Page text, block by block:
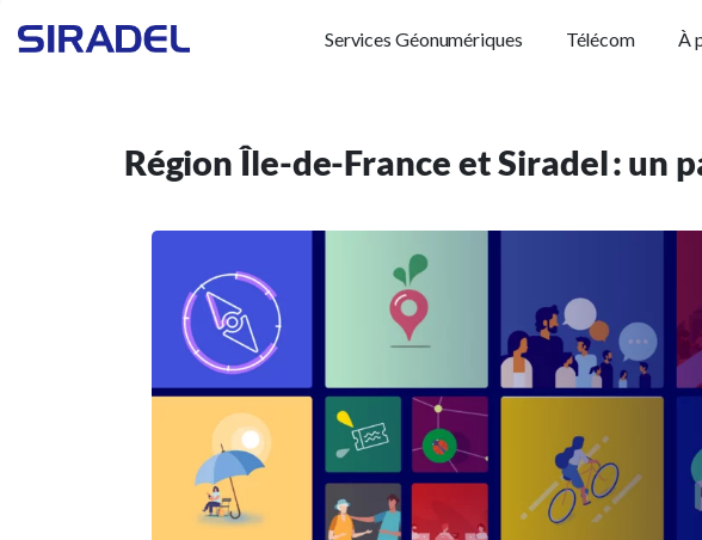
Services Géonumériques Télécom À
Région Île-de-France et Siradel :